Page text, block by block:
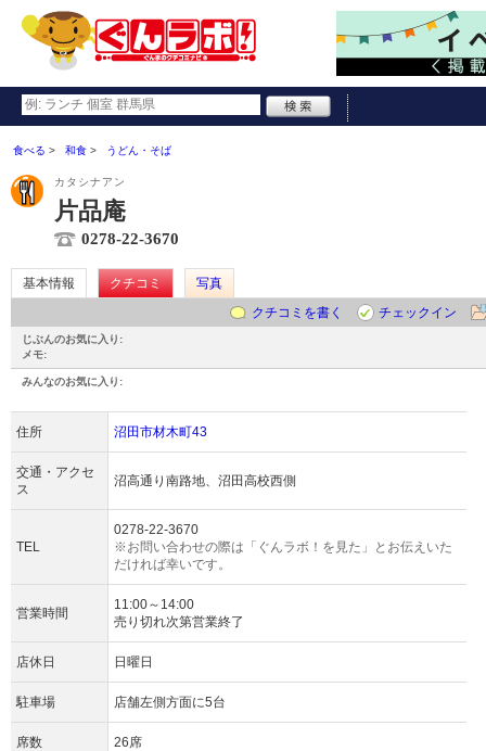
食べる 和食 うどん・そば
カタシナアン
片品庵
0278-22-3670
基本情報 クチコミ
写真
クチコミを書く
チェックイン
じぶんのお気に入り:
メモ:
みんなのお気に入り:
住所 沼田市材木町43
交通・アクセ
ス
沼高通り南路地、沼田高校西側
TEL
0278-22-3670
※お問い合わせの際は「ぐんラボ！を見た」とお伝えいた
だければ幸いです。
営業時間
11:00～14:00
売り切れ次第営業終了
店休日 日曜日
駐車場 店舗左側方面に5台
席数 26席